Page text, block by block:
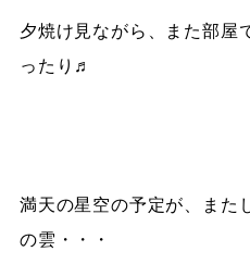
夕焼け見ながら、また部屋
ったり♬
満天の星空の予定が、また
の雲・・・